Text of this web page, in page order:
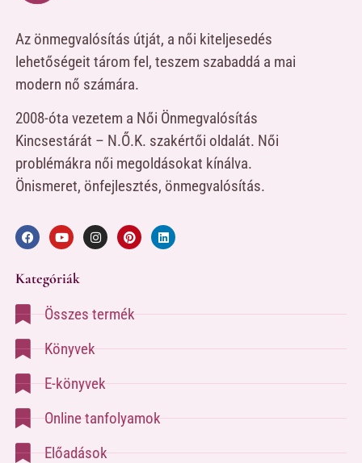
Az önmegvalósítás útját, a női kiteljesedés
lehetőségeit tárom fel, teszem szabaddá a mai
modern nő számára.
2008-óta vezetem a Női Önmegvalósítás
Kincsestárát – N.Ő.K. szakértői oldalát. Női
problémákra női megoldásokat kínálva.
Önismeret, önfejlesztés, önmegvalósítás.
Kategóriák
Összes termék
Könyvek
E-könyvek
Online tanfolyamok
Előadások